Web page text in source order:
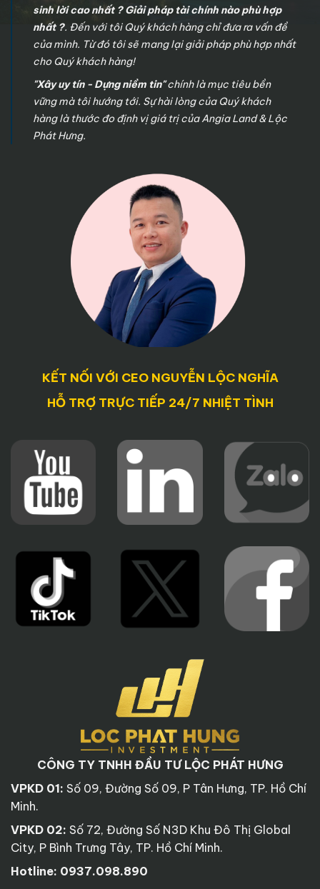
sinh lời cao nhất ? Giải pháp tài chính nào phù hợp
nhất ?. Đến với tôi Quý khách hàng chỉ đưa ra vấn đề
của mình. Từ đó tôi sẽ mang lại giải pháp phù hợp nhất
cho Quý khách hàng!
"Xây uy tín - Dựng niềm tin"chính là mục tiêu bền
vững mà tôi hướng tới. Sự hài lòng của Quý khách
hàng là thước đo định vị giá trị của Angia Land & Lộc
Phát Hưng.
KẾT NỐI VỚI CEO NGUYỄN LỘC NGHĨA
HỖ TRỢ TRỰC TIẾP 24/7 NHIỆT TÌNH
CÔNG TY TNHH ĐẦU TƯ LỘC PHÁT HƯNG
VPKD 01: Số 09, Đường Số 09, P Tân Hưng, TP. Hồ Chí
Minh.
VPKD 02: Số 72, Đường Số N3D Khu Đô Thị Global
City, P Bình Trưng Tây, TP. Hồ Chí Minh.
Hotline: 0937.098.890